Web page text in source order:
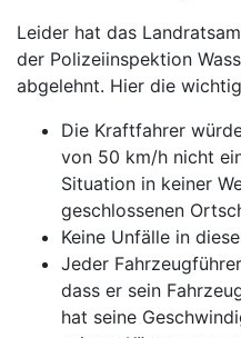
Leider hat das
der Polizeiinspektion
abgelehnt. Hier die
Die Kraftfahrer
von 50 km/h nicht
Situation in keiner
geschlossenen
Keine Unfälle in
Jeder
dass er sein
hat seine